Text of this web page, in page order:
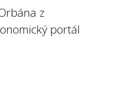
z
portál